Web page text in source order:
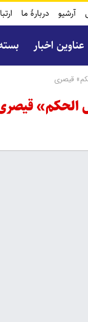
آرشیو دربارۀ ما
عناوین اخبار
قیصری
الحکم»